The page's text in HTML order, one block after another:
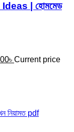
| হোমমেড
৳ Current price